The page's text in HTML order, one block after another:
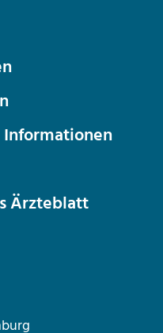
Ärzteblatt